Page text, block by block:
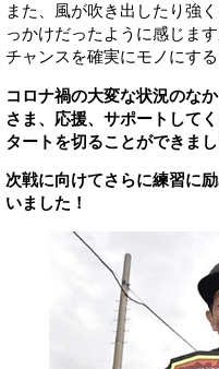
また、風が吹き出したり強
っかけだったように感じま
チャンスを確実にモノにす
コロナ禍の大変な状況のな
さま、応援、サポートして
タートを切ることができまし
次戦に向けてさらに練習に
いました！